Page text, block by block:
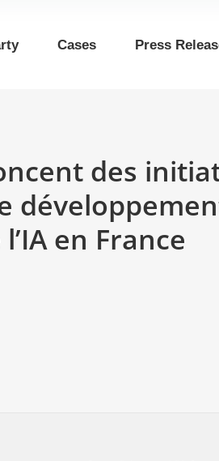
Cases Press
des
en France